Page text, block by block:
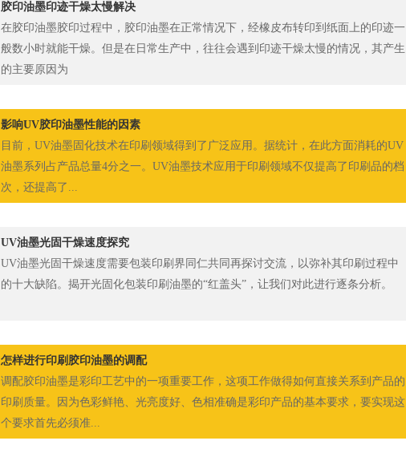
胶印油墨印迹干燥太慢解决
在胶印油墨胶印过程中，胶印油墨在正常情况下，经橡皮布转印到纸面上的印迹一
般数小时就能干燥。但是在日常生产中，往往会遇到印迹干燥太慢的情况，其产生
的主要原因为
影响UV胶印油墨性能的因素
目前，UV油墨固化技术在印刷领域得到了广泛应用。据统计，在此方面消耗的UV
油墨系列占产品总量4分之一。UV油墨技术应用于印刷领域不仅提高了印刷品的档
次，还提高了...
UV油墨光固干燥速度探究
UV油墨光固干燥速度需要包装印刷界同仁共同再探讨交流，以弥补其印刷过程中
的十大缺陷。揭开光固化包装印刷油墨的“红盖头”，让我们对此进行逐条分析。
怎样进行印刷胶印油墨的调配
调配胶印油墨是彩印工艺中的一项重要工作，这项工作做得如何直接关系到产品的
印刷质量。因为色彩鲜艳、光亮度好、色相准确是彩印产品的基本要求，要实现这
个要求首先必须准...